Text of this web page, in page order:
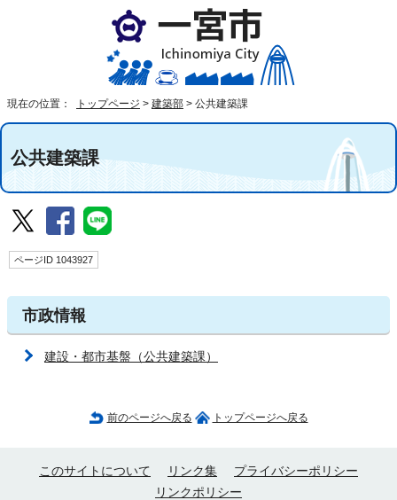
現在の位置： トップページ > 建築部 > 公共建築課
公共建築課
ページID 1043927
市政情報
建設・都市基盤（公共建築課）
前のページへ戻る トップページへ戻る
このサイトについて リンク集
プライバシーポリシー
リンクポリシー